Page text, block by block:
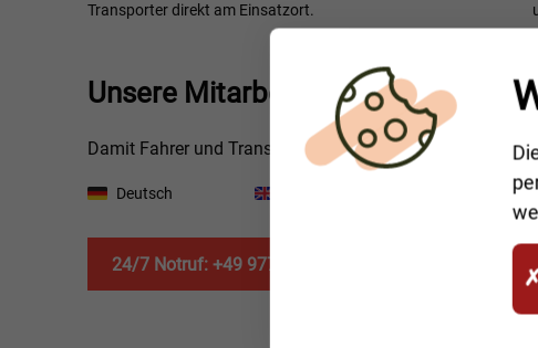
Transporter direkt am Einsatzort.
Unsere Mitarbeiter sprechen
Damit Fahrer und Transportunternehmen schnell
Deutsch
24/7 Notruf: +49 9771 90 64 5 64